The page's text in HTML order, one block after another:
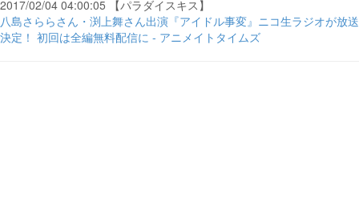
2017/02/04 04:00:05 【パラダイスキス】
八島さららさん・渕上舞さん出演『アイドル事変』ニコ生ラジオが放送
決定！ 初回は全編無料配信に - アニメイトタイムズ